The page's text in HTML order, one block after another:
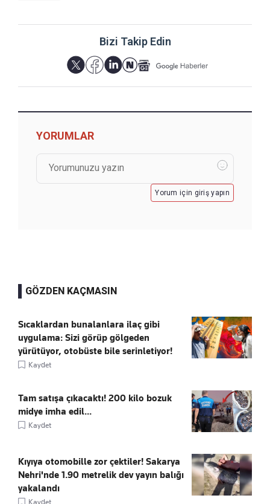
Bizi Takip Edin
YORUMLAR
Yorum için giriş yapın
GÖZDEN KAÇMASIN
Sıcaklardan bunalanlara ilaç gibi
uygulama: Sizi görüp gölgeden
yürütüyor, otobüste bile serinletiyor!
Kaydet
Tam satışa çıkacaktı! 200 kilo bozuk
midye imha edil...
Kaydet
Kıyıya otomobille zor çektiler! Sakarya
Nehri'nde 1.90 metrelik dev yayın balığı
yakalandı
Kaydet